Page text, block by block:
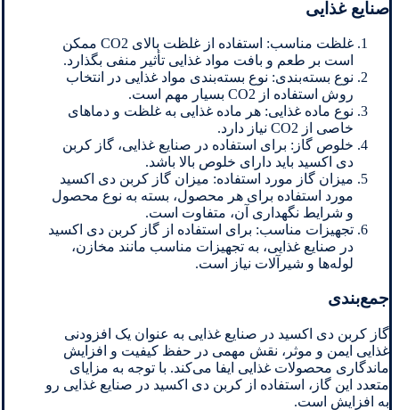
صنایع غذایی
غلظت مناسب: استفاده از غلظت بالای CO2 ممکن
است بر طعم و بافت مواد غذایی تأثیر منفی بگذارد.
نوع بسته‌بندی: نوع بسته‌بندی مواد غذایی در انتخاب
روش استفاده از CO2 بسیار مهم است.
نوع ماده غذایی: هر ماده غذایی به غلظت و دماهای
خاصی از CO2 نیاز دارد.
خلوص گاز: برای استفاده در صنایع غذایی، گاز کربن
دی اکسید باید دارای خلوص بالا باشد.
میزان گاز مورد استفاده: میزان گاز کربن دی اکسید
مورد استفاده برای هر محصول، بسته به نوع محصول
و شرایط نگهداری آن، متفاوت است.
تجهیزات مناسب: برای استفاده از گاز کربن دی اکسید
در صنایع غذایی، به تجهیزات مناسب مانند مخازن،
لوله‌ها و شیرآلات نیاز است.
جمع‌بندی
گاز کربن دی اکسید در صنایع غذایی به عنوان یک افزودنی
غذایی ایمن و موثر، نقش مهمی در حفظ کیفیت و افزایش
ماندگاری محصولات غذایی ایفا می‌کند. با توجه به مزایای
متعدد این گاز، استفاده از کربن دی اکسید در صنایع غذایی رو
به افزایش است.